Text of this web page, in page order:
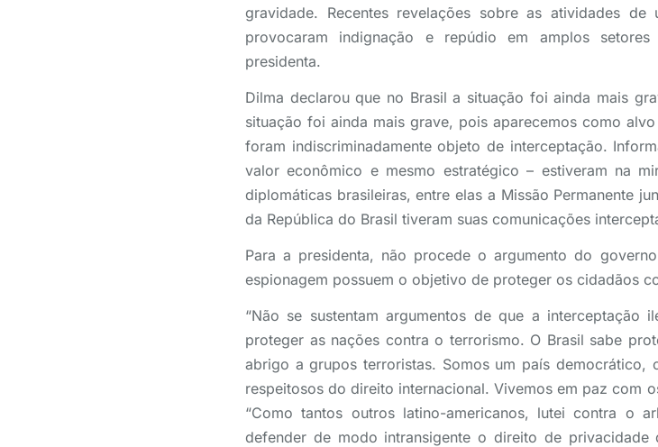
gravidade. Recentes revelações sobre as atividades
provocaram indignação e repúdio em amplos
presidenta.
Dilma declarou que no Brasil a situação foi ainda mais
situação foi ainda mais grave, pois aparecemos como
foram indiscriminadamente objeto de interceptação.
valor econômico e mesmo estratégico – estiveram na
diplomáticas brasileiras, entre elas a Missão Permanente
da República do Brasil tiveram suas comunicações
Para a presidenta, não procede o argumento do
espionagem possuem o objetivo de proteger os cidadãos
“Não se sustentam argumentos de que a interceptação
proteger as nações contra o terrorismo. O Brasil sabe
abrigo a grupos terroristas. Somos um país
respeitosos do direito internacional. Vivemos em paz com
“Como tantos outros latino-americanos, lutei contra o
defender de modo intransigente o direito de privacidade